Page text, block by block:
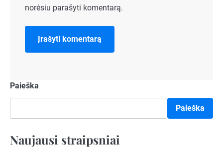
norėsiu parašyti komentarą.
Paieška
Paieška
Naujausi straipsniai